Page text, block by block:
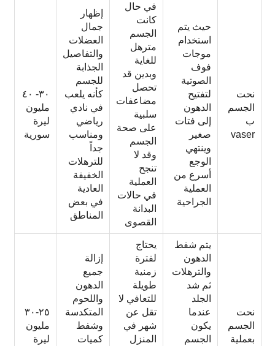
نحت
الجسم
ب
vaser
حيث يتم
استخدام
موجات
فوف
الصوتية
لتفتيح
الدهون
إلى فتات
صغير
وينتهي
الوجع
أسرع من
العملية
الجراحية
في حال
كانت
الجسم
مترهل
للغاية
وبدين قد
تحصل
مضاعفات
سلبية
على صحة
الجسم
وقد لا
تنجح
العملية
في حالات
البدانة
القصوى
إظهار
جمال
العضلات
والتفاصيل
الجذابة
للجسم
كأنه يلعب
في نادي
رياضي
ومناسب
جداً
للترهلات
الخفيفة
العادية
في بعض
المناطق
٣٠- ٤٠
مليون
ليرة
سورية
نحت
الجسم
بعملية
يتم شفط
الدهون
والترهلات
ثم شد
الجلد
عندما
يكون
الجسم
يحتاج
لفترة
زمنية
طويلة
للتعافي لا
تقل عن
شهر في
المنزل
إزالة
جميع
الدهون
واللحوم
المتكدسة
وشفط
كميات
٢٥-٣٠
مليون
ليرة